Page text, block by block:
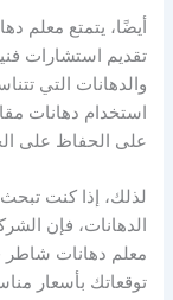
أيضًا، يتمتع معلم
تقديم استشارات
والدهانات التي
استخدام دهانات
على الحفاظ على
لذلك، إذا كنت
الدهانات، فإن
معلم دهانات شاطر
توقعاتك بأسعار